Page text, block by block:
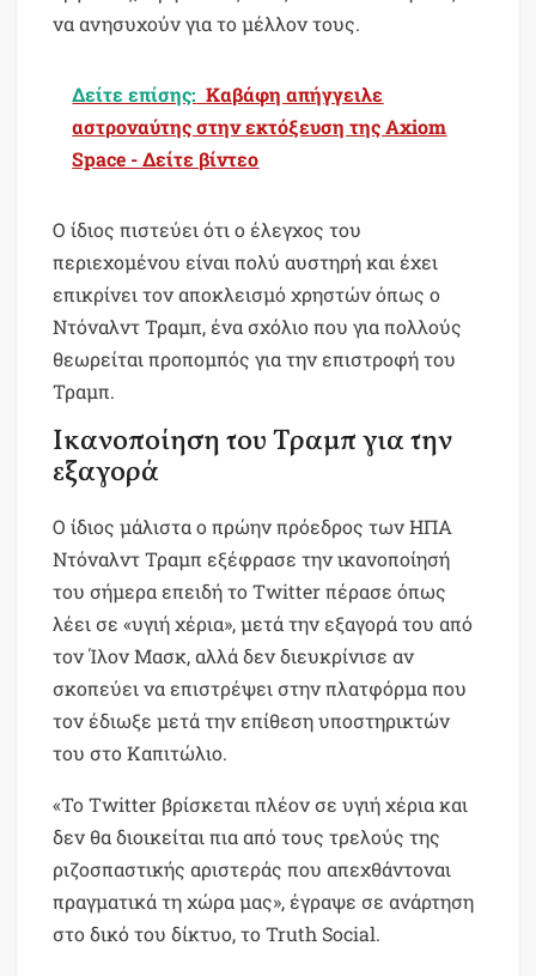
να ανησυχούν για το μέλλον τους.
Δείτε επίσης: Καβάφη απήγγειλε
αστροναύτης στην εκτόξευση της Axiom
Space - Δείτε βίντεο
Ο ίδιος πιστεύει ότι ο έλεγχος του
περιεχομένου είναι πολύ αυστηρή και έχει
επικρίνει τον αποκλεισμό χρηστών όπως ο
Ντόναλντ Τραμπ, ένα σχόλιο που για πολλούς
θεωρείται προπομπός για την επιστροφή του
Τραμπ.
Ικανοποίηση του Τραμπ για την
εξαγορά
Ο ίδιος μάλιστα ο πρώην πρόεδρος των ΗΠΑ
Ντόναλντ Τραμπ εξέφρασε την ικανοποίησή
του σήμερα επειδή το Twitter πέρασε όπως
λέει σε «υγιή χέρια», μετά την εξαγορά του από
τον Ίλον Μασκ, αλλά δεν διευκρίνισε αν
σκοπεύει να επιστρέψει στην πλατφόρμα που
τον έδιωξε μετά την επίθεση υποστηρικτών
του στο Καπιτώλιο.
«Το Twitter βρίσκεται πλέον σε υγιή χέρια και
δεν θα διοικείται πια από τους τρελούς της
ριζοσπαστικής αριστεράς που απεχθάντοναι
πραγματικά τη χώρα μας», έγραψε σε ανάρτηση
στο δικό του δίκτυο, το Truth Social.